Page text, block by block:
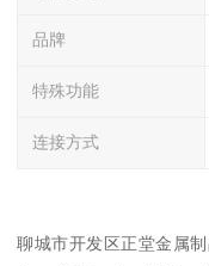
品牌
特殊功能
连接方式
聊城市开发区正堂金属